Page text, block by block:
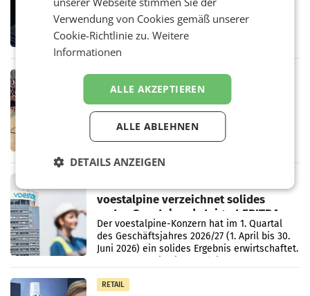
den SN gegen Vorwürfe
Mehrere Themen beschäftigen derzeit den
ORF. Am Dienstag soll im Stiftungsrat über
die vom neuen ORF-Chef Clemens Pig
vorgeschlagenen Besetzungen für die
RETAIL
Bipa unterstützt Bewegte Kids
Sommercamps im Osten Österreichs
Bereits zum zweiten Mal begleitet Bipa das
polysportive Sommersportcamp „Bewegte
Kids“. Während der Campwochen in den
Monaten Juli und August versorgt das
Unternehmen Kinder sowie
voestalpine verzeichnet solides
erstes Quartal und steigert EBITDA
Der voestalpine-Konzern hat im 1. Quartal
des Geschäftsjahres 2026/27 (1. April bis 30.
Juni 2026) ein solides Ergebnis erwirtschaftet.
RETAIL
Verwendung von Cookies gemäß unserer
Cookie-Richtlinie zu.Weitere
Informationen
ALLE AKZEPTIEREN
ALLE ABLEHNEN
DETAILS ANZEIGEN